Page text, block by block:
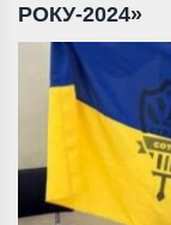
РОКУ-2024»